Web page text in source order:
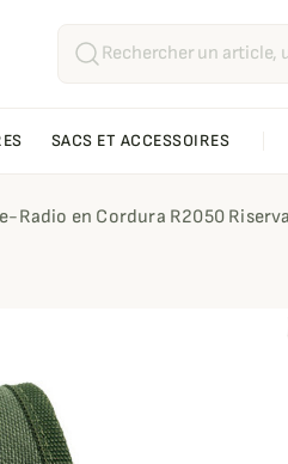
SACS ET ACCESSOIRES
Radio en Cordura R2050 Riserva